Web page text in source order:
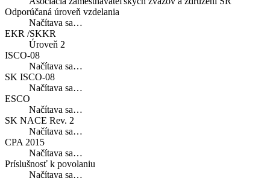
Odporúčaná úroveň vzdelania
Načítava sa…
EKR /SKKR
Úroveň 2
ISCO-08
Načítava sa…
SK ISCO-08
Načítava sa…
ESCO
Načítava sa…
SK NACE Rev. 2
Načítava sa…
CPA 2015
Načítava sa…
Príslušnosť k povolaniu
Načítava sa…